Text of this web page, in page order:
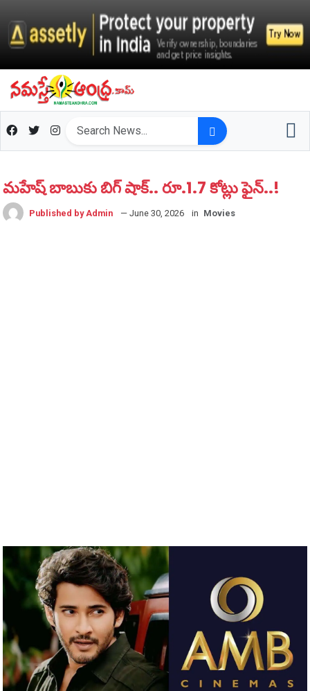
మహేష్ బాబుకు బిగ్‌ షాక్.. రూ.1.7 కోట్లు ఫైన్‌..!
Published by Admin — June 30, 2026 in Movies